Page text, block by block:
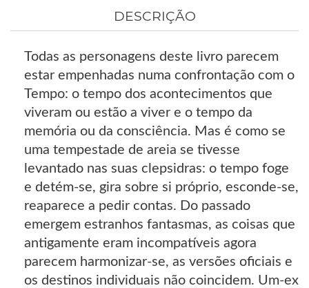
DESCRIÇÃO
Todas as personagens deste livro parecem
estar empenhadas numa confrontação com o
Tempo: o tempo dos acontecimentos que
viveram ou estão a viver e o tempo da
memória ou da consciência. Mas é como se
uma tempestade de areia se tivesse
levantado nas suas clepsidras: o tempo foge
e detém-se, gira sobre si próprio, esconde-se,
reaparece a pedir contas. Do passado
emergem estranhos fantasmas, as coisas que
antigamente eram incompatíveis agora
parecem harmonizar-se, as versões oficiais e
os destinos individuais não coincidem. Um-ex